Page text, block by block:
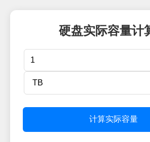
硬盘实际容量计
计算实际容量